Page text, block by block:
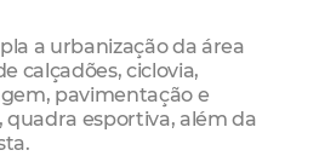
a urbanização da área
calçadões, ciclovia,
pavimentação e
quadra esportiva, além da